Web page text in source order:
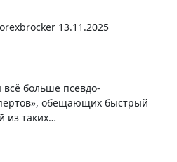
13.11.2025
обещающих быстрый
из таких…